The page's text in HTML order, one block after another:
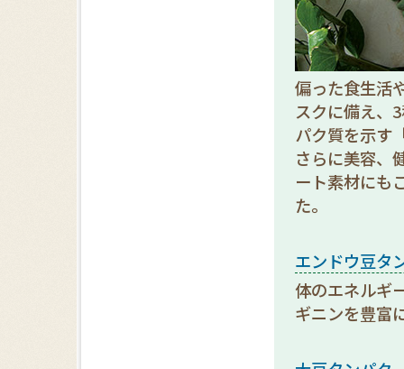
偏った食生活
スクに備え、
パク質を示す
さらに美容、
ート素材にも
た。
エンドウ豆タ
体のエネルギ
ギニンを豊富